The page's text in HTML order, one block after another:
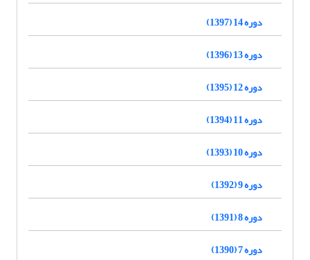
دوره 14 (1397)
دوره 13 (1396)
دوره 12 (1395)
دوره 11 (1394)
دوره 10 (1393)
دوره 9 (1392)
دوره 8 (1391)
دوره 7 (1390)